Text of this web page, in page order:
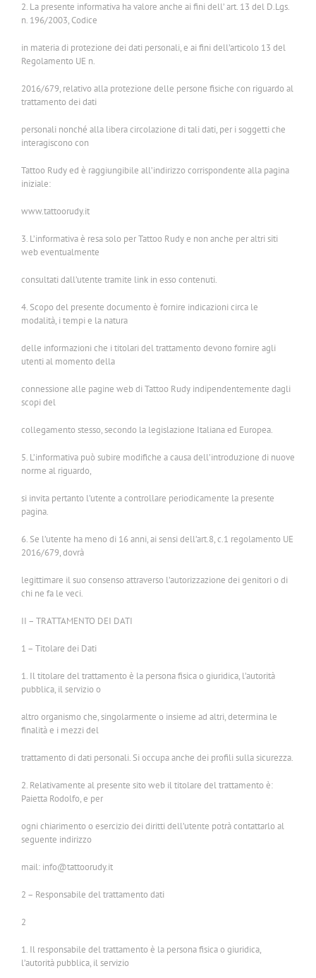
2. La presente informativa ha valore anche ai fini dell’ art. 13 del D.Lgs.
n. 196/2003, Codice
in materia di protezione dei dati personali, e ai fini dell’articolo 13 del
Regolamento UE n.
2016/679, relativo alla protezione delle persone fisiche con riguardo al
trattamento dei dati
personali nonché alla libera circolazione di tali dati, per i soggetti che
interagiscono con
Tattoo Rudy ed è raggiungibile all’indirizzo corrispondente alla pagina
iniziale:
www.tattoorudy.it
3. L’informativa è resa solo per Tattoo Rudy e non anche per altri siti
web eventualmente
consultati dall’utente tramite link in esso contenuti.
4. Scopo del presente documento è fornire indicazioni circa le
modalità, i tempi e la natura
delle informazioni che i titolari del trattamento devono fornire agli
utenti al momento della
connessione alle pagine web di Tattoo Rudy indipendentemente dagli
scopi del
collegamento stesso, secondo la legislazione Italiana ed Europea.
5. L’informativa può subire modifiche a causa dell’introduzione di nuove
norme al riguardo,
si invita pertanto l’utente a controllare periodicamente la presente
pagina.
6. Se l’utente ha meno di 16 anni, ai sensi dell’art.8, c.1 regolamento UE
2016/679, dovrà
legittimare il suo consenso attraverso l’autorizzazione dei genitori o di
chi ne fa le veci.
II – TRATTAMENTO DEI DATI
1 – Titolare dei Dati
1. Il titolare del trattamento è la persona fisica o giuridica, l’autorità
pubblica, il servizio o
altro organismo che, singolarmente o insieme ad altri, determina le
finalità e i mezzi del
trattamento di dati personali. Si occupa anche dei profili sulla sicurezza.
2. Relativamente al presente sito web il titolare del trattamento è:
Paietta Rodolfo, e per
ogni chiarimento o esercizio dei diritti dell’utente potrà contattarlo al
seguente indirizzo
mail: info@tattoorudy.it
2 – Responsabile del trattamento dati
2
1. Il responsabile del trattamento è la persona fisica o giuridica,
l’autorità pubblica, il servizio